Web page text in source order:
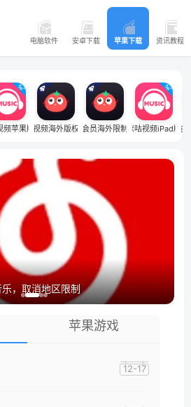
电脑软件 安卓下载 苹果下载 资讯教程
除
频苹果版咪咕视频海外版权限制
咪咕视频会员海外限制怎么解除
咪咕视频iPad版
咪咕在
，取消地区限制
苹果游戏
12-17